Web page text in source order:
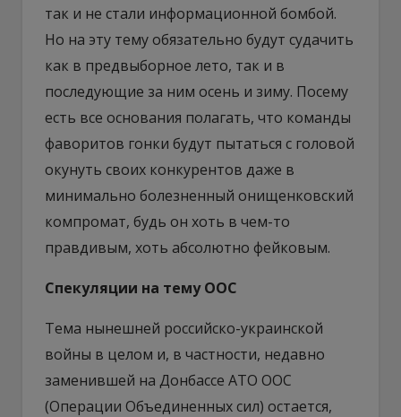
так и не стали информационной бомбой.
Но на эту тему обязательно будут судачить
как в предвыборное лето, так и в
последующие за ним осень и зиму. Посему
есть все основания полагать, что команды
фаворитов гонки будут пытаться с головой
окунуть своих конкурентов даже в
минимально болезненный онищенковский
компромат, будь он хоть в чем-то
правдивым, хоть абсолютно фейковым.
Спекуляции на тему ООС
Тема нынешней российско-украинской
войны в целом и, в частности, недавно
заменившей на Донбассе АТО ООС
(Операции Объединенных сил) остается,